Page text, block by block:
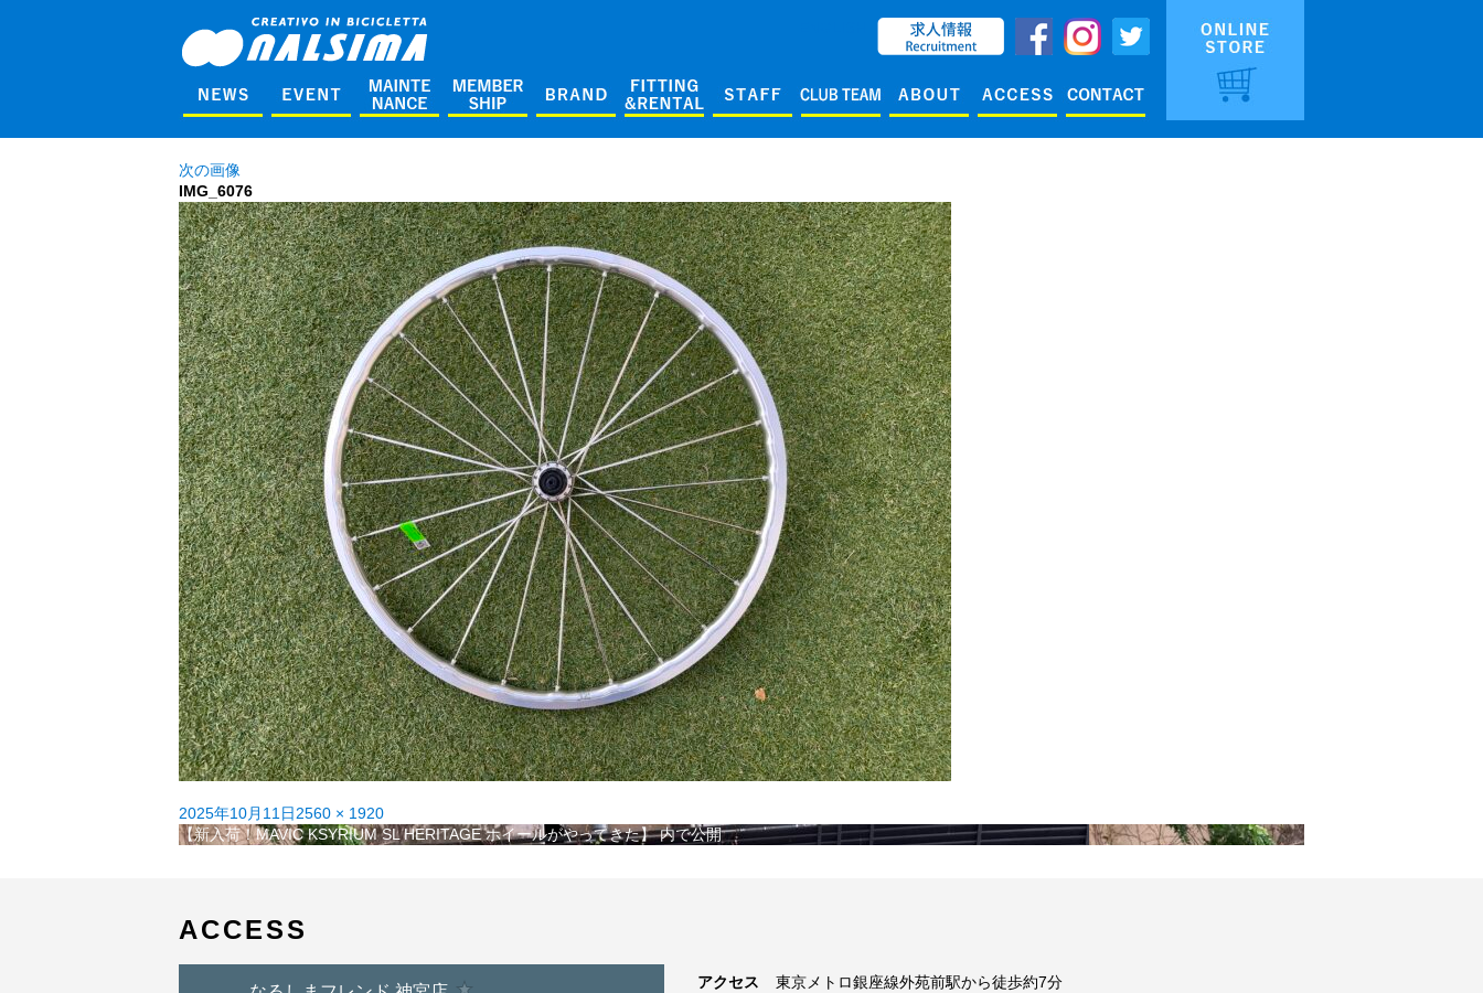
次の画像
IMG_6076
投
稿
2025年10月11日フ
ル
2560 × 1920
投
ゲ
ー
【新入荷！MAVIC KSYRIUM SL HERITAGE ホイールがやってきた】 内で公開
ACCESS
アクセス
東京メトロ銀座線外苑前駅から徒歩約7分